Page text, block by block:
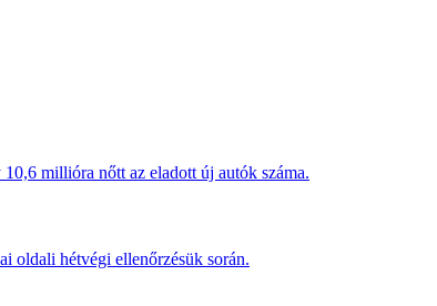
millióra nőtt az eladott új autók száma.
oldali hétvégi ellenőrzésük során.